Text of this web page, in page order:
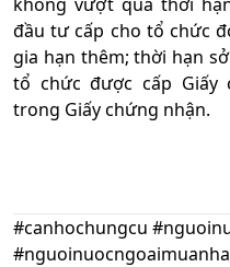
đầu tư cấp cho tổ chức
gia hạn thêm; thời hạn
tổ chức được cấp
trong Giấy chứng nhận.
#canhochungcu